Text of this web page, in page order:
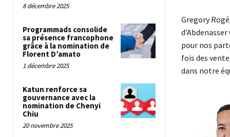
8 décembre 2025
Programmads consolide
sa présence francophone
grâce à la nomination de
Florent D’amato
1 décembre 2025
Katun renforce sa
gouvernance avec la
nomination de Chenyi
Chiu
20 novembre 2025
Gregory
pour nos
fois des
dans notre